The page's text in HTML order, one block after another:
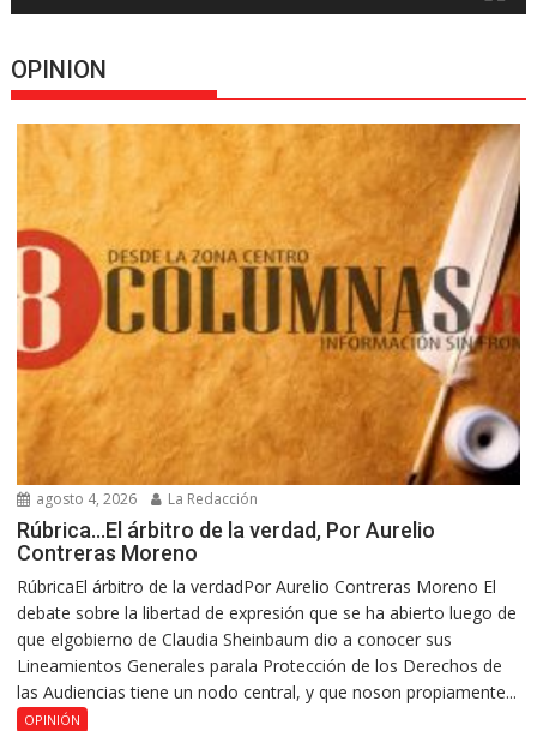
OPINION
agosto 4, 2026 La Redacción
Rúbrica…El árbitro de la verdad, Por Aurelio
Contreras Moreno
RúbricaEl árbitro de la verdadPor Aurelio Contreras Moreno El
debate sobre la libertad de expresión que se ha abierto luego de
que elgobierno de Claudia Sheinbaum dio a conocer sus
Lineamientos Generales parala Protección de los Derechos de
las Audiencias tiene un nodo central, y que noson propiamente...
OPINIÓN